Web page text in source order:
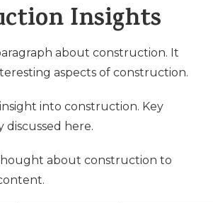
Insights
about construction. It
aspects of construction.
into construction. Key
discussed here.
about construction to